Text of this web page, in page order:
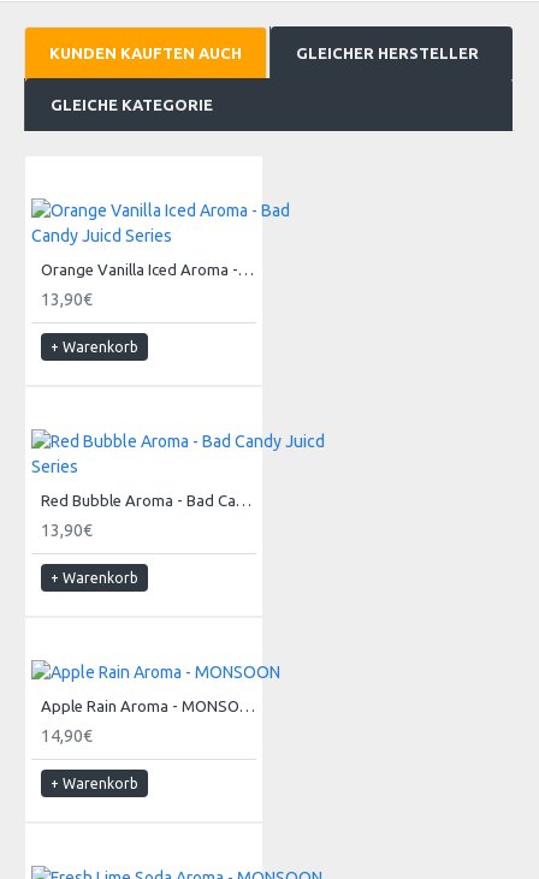
KUNDEN KAUFTEN AUCH GLEICHER HERSTELLER
GLEICHE KATEGORIE
Orange Vanilla Iced Aroma - Bad Candy Juicd Series
13,90€
+ Warenkorb
Red Bubble Aroma - Bad Candy Juicd Series
13,90€
+ Warenkorb
Apple Rain Aroma - MONSOON
14,90€
+ Warenkorb